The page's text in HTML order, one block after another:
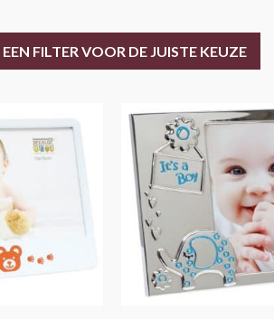
EEN FILTER VOOR DE JUISTE KEUZE